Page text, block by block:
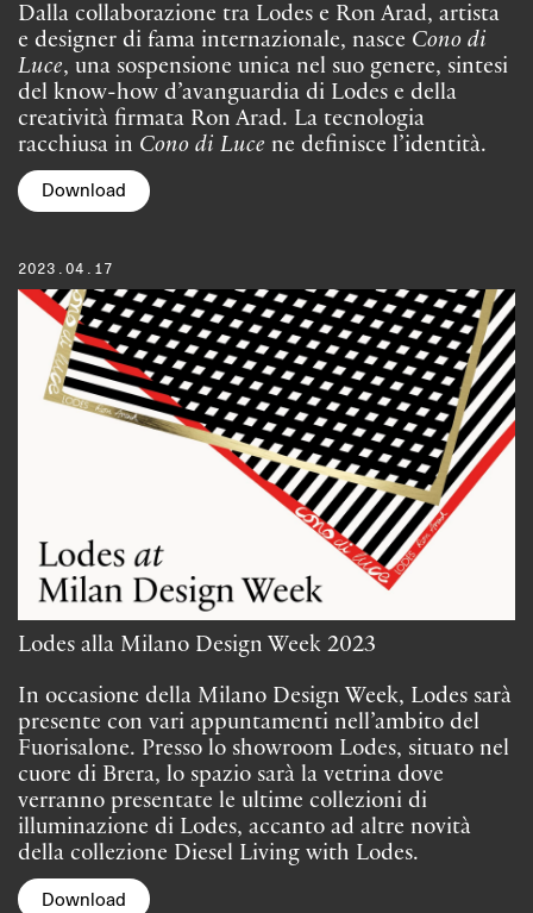
Dalla collaborazione tra Lodes e Ron Arad, artista
e designer di fama internazionale, nasce Cono di
Luce, una sospensione unica nel suo genere, sintesi
del know-how d’avanguardia di Lodes e della
creatività firmata Ron Arad. La tecnologia
racchiusa in Cono di Luce ne definisce l’identità.
Download
2023.04.17
Lodes alla Milano Design Week 2023
In occasione della Milano Design Week, Lodes sarà
presente con vari appuntamenti nell’ambito del
Fuorisalone. Presso lo showroom Lodes, situato nel
cuore di Brera, lo spazio sarà la vetrina dove
verranno presentate le ultime collezioni di
illuminazione di Lodes, accanto ad altre novità
della collezione Diesel Living with Lodes.
Download